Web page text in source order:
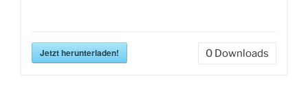
Jetzt herunterladen! 0 Downloads